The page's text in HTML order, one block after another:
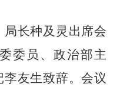
长种及灵出席会
委员、政治部主
友生致辞。会议